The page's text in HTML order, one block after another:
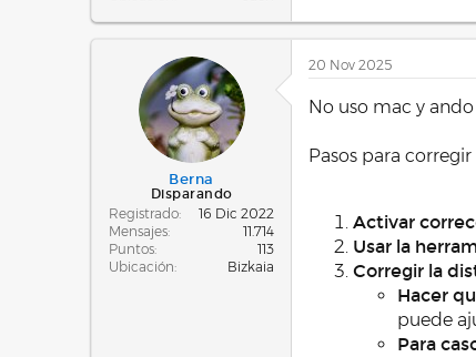
Berna
Disparando
Registrado
16 Dic 2022
Mensajes
11.714
Puntos
113
Ubicación
Bizkaia
20 Nov 2025
No uso mac y
Pasos para
Activar
Usar la
Corregir la
Hacer
puede
Para